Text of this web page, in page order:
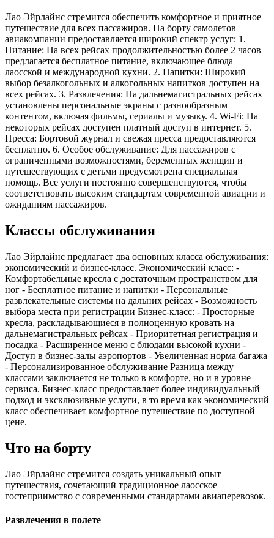
Лао Эйрлайнс стремится обеспечить комфортное и приятное
путешествие для всех пассажиров. На борту самолетов
авиакомпании предоставляется широкий спектр услуг: 1.
Питание: На всех рейсах продолжительностью более 2 часов
предлагается бесплатное питание, включающее блюда
лаосской и международной кухни. 2. Напитки: Широкий
выбор безалкогольных и алкогольных напитков доступен на
всех рейсах. 3. Развлечения: На дальнемагистральных рейсах
установлены персональные экраны с разнообразным
контентом, включая фильмы, сериалы и музыку. 4. Wi-Fi: На
некоторых рейсах доступен платный доступ в интернет. 5.
Пресса: Бортовой журнал и свежая пресса предоставляются
бесплатно. 6. Особое обслуживание: Для пассажиров с
ограниченными возможностями, беременных женщин и
путешествующих с детьми предусмотрена специальная
помощь. Все услуги постоянно совершенствуются, чтобы
соответствовать высоким стандартам современной авиации и
ожиданиям пассажиров.
Классы обслуживания
Лао Эйрлайнс предлагает два основных класса обслуживания:
экономический и бизнес-класс. Экономический класс: -
Комфортабельные кресла с достаточным пространством для
ног - Бесплатное питание и напитки - Персональные
развлекательные системы на дальних рейсах - Возможность
выбора места при регистрации Бизнес-класс: - Просторные
кресла, раскладывающиеся в полноценную кровать на
дальнемагистральных рейсах - Приоритетная регистрация и
посадка - Расширенное меню с блюдами высокой кухни -
Доступ в бизнес-залы аэропортов - Увеличенная норма багажа
- Персонализированное обслуживание Разница между
классами заключается не только в комфорте, но и в уровне
сервиса. Бизнес-класс предоставляет более индивидуальный
подход и эксклюзивные услуги, в то время как экономический
класс обеспечивает комфортное путешествие по доступной
цене.
Что на борту
Лао Эйрлайнс стремится создать уникальный опыт
путешествия, сочетающий традиционное лаосское
гостеприимство с современными стандартами авиаперевозок.
Развлечения в полете